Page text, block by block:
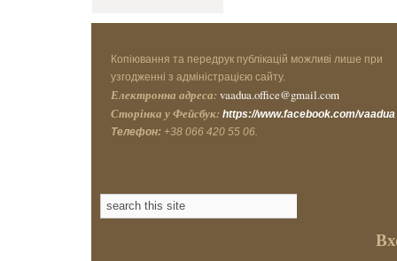
Копіювання та передрук публікацій можливі лише при
узгодженні з адміністрацією сайту.
Електронна адреса: vaadua.office@gmail.com
Сторінка у Фейсбук: https://www.facebook.com/vaadua
Телефон: +38 066 420 55 06.